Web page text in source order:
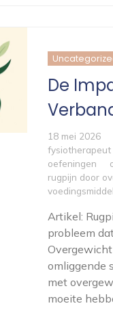
De
18 mei 2026
fysiotherapeut
oefeningen
rugpijn door
Artikel:
probleem
omliggende
met
moeite